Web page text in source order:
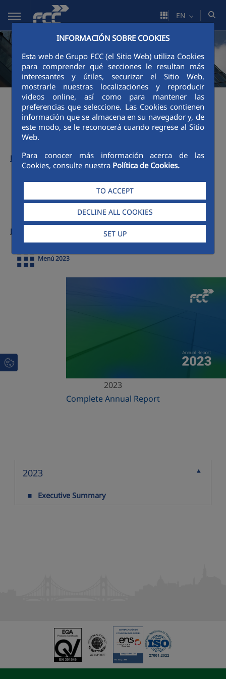
Skip to Main Content
INFORMACIÓN SOBRE COOKIES
Esta web de Grupo FCC (el Sitio Web) utiliza Cookies
para comprender qué secciones le resultan más
interesantes y útiles, securizar el Sitio Web,
mostrarle nuestras localizaciones y reproducir
videos online, así como para mantener las
preferencias que seleccione. Las Cookies contienen
información que se almacena en su navegador y, de
este modo, se le reconocerá cuando regrese al Sitio
Web.
Para conocer más información acerca de las
Cookies, consulte nuestra Política de Cookies.
TO ACCEPT
DECLINE ALL COOKIES
SET UP
EN
FCC >Annual Report FCC Group Previous Newsletters >
2023
Last Report:
Previous Reports:
Menú 2023
2023
Complete Annual Report
2023
Executive Summary